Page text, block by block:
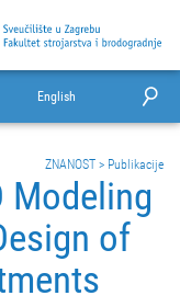
English
ZNANOST > Publikacije
Modeling
of